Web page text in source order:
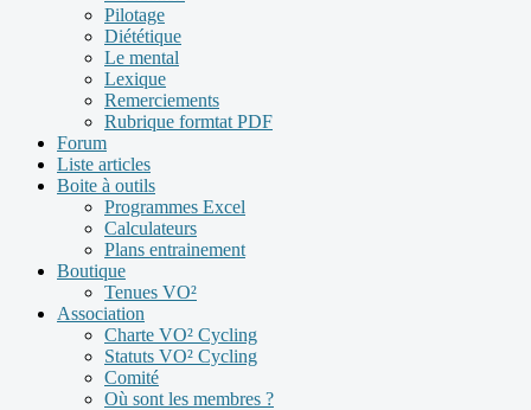
Pilotage
Diététique
Le mental
Lexique
Remerciements
Rubrique formtat PDF
Forum
Liste articles
Boite à outils
Programmes Excel
Calculateurs
Plans entrainement
Boutique
Tenues VO²
Association
Charte VO² Cycling
Statuts VO² Cycling
Comité
Où sont les membres ?